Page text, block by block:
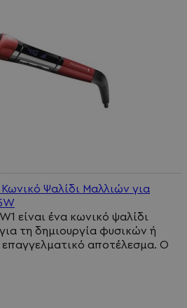
Ψαλίδι Μαλλιών για
είναι ένα κωνικό ψαλίδι
τη δημιουργία φυσικών ή
αποτέλεσμα. Ο